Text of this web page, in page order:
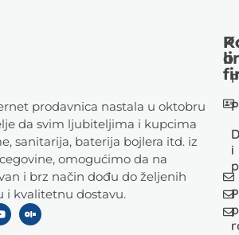
prodavnica nastala u oktobru
da svim ljubiteljima i kupcima
sanitarija, baterija bojlera itd. iz
omogućimo da na
i brz način dođu do željenih
i kvalitetnu dostavu.
i
o